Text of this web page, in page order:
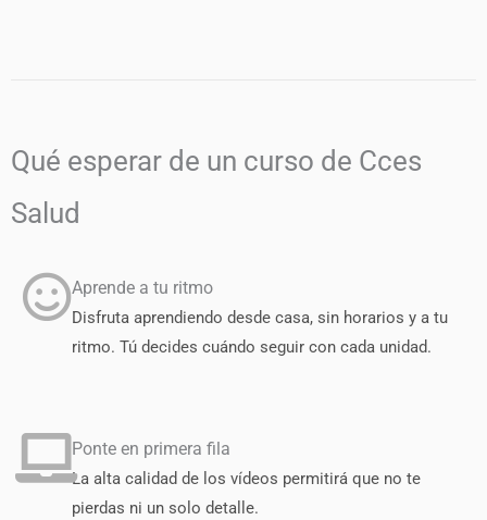
Qué esperar de un curso de Cces
Salud
Aprende a tu ritmo
Disfruta aprendiendo desde casa, sin horarios y a tu
ritmo. Tú decides cuándo seguir con cada unidad.
Ponte en primera fila
La alta calidad de los vídeos permitirá que no te
pierdas ni un solo detalle.